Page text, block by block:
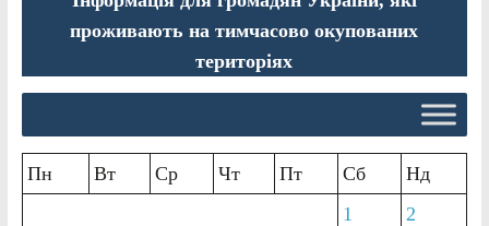
проживають на тимчасово окупованих
територіях
Пн Вт Ср Чт Пт Сб
Нд
1
2